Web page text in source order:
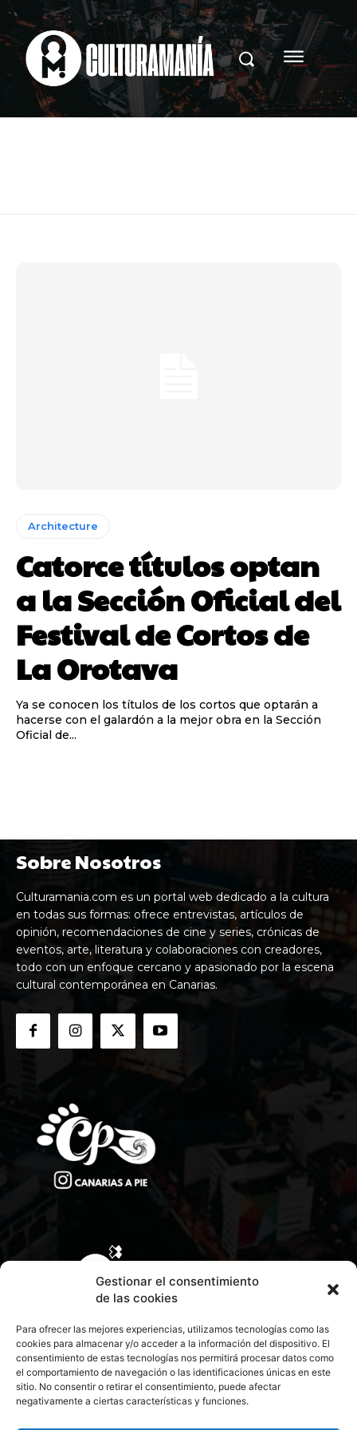
Gestionar el consentimiento
de las cookies
Para ofrecer las mejores experiencias, utilizamos tecnologías como las
cookies para almacenar y/o acceder a la información del dispositivo. El
consentimiento de estas tecnologías nos permitirá procesar datos como
el comportamiento de navegación o las identificaciones únicas en este
sitio. No consentir o retirar el consentimiento, puede afectar
negativamente a ciertas características y funciones.
Architecture
Catorce títulos optan
a la Sección Oficial del
Festival de Cortos de
La Orotava
Ya se conocen los títulos de los cortos que optarán a
hacerse con el galardón a la mejor obra en la Sección
Oficial de...
Sobre Nosotros
Culturamania.com es un portal web dedicado a la cultura
en todas sus formas: ofrece entrevistas, artículos de
opinión, recomendaciones de cine y series, crónicas de
eventos, arte, literatura y colaboraciones con creadores,
todo con un enfoque cercano y apasionado por la escena
cultural contemporánea en Canarias.
CONTACTA CON NOSOTROS